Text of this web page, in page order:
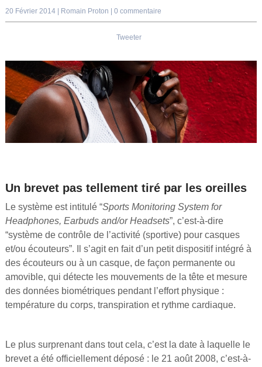
20 Février 2014 | Romain Proton 0 commentaire
Tweeter
Un brevet pas tellement tiré par les oreilles
Le système est intitulé “Sports Monitoring System for
Headphones, Earbuds and/or Headsets”, c’est-à-dire
“système de contrôle de l’activité (sportive) pour casques
et/ou écouteurs”. Il s’agit en fait d’un petit dispositif intégré à
des écouteurs ou à un casque, de façon permanente ou
amovible, qui détecte les mouvements de la tête et mesure
des données biométriques pendant l’effort physique :
température du corps, transpiration et rythme cardiaque.
Le plus surprenant dans tout cela, c’est la date à laquelle le
brevet a été officiellement déposé : le 21 août 2008, c’est-à-